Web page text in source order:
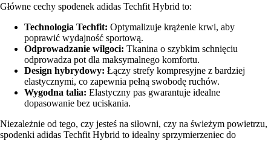
Główne cechy spodenek adidas Techfit Hybrid to:
Technologia Techfit: Optymalizuje krążenie krwi, aby
poprawić wydajność sportową.
Odprowadzanie wilgoci: Tkanina o szybkim schnięciu
odprowadza pot dla maksymalnego komfortu.
Design hybrydowy: Łączy strefy kompresyjne z bardziej
elastycznymi, co zapewnia pełną swobodę ruchów.
Wygodna talia: Elastyczny pas gwarantuje idealne
dopasowanie bez uciskania.
Niezależnie od tego, czy jesteś na siłowni, czy na świeżym powietrzu,
spodenki adidas Techfit Hybrid to idealny sprzymierzeniec do